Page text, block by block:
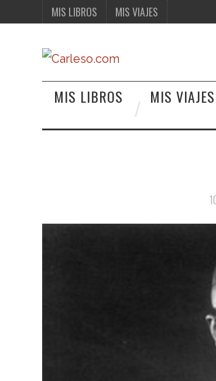
MIS LIBROS MIS VIAJES
MIS LIBROS MIS VIAJES